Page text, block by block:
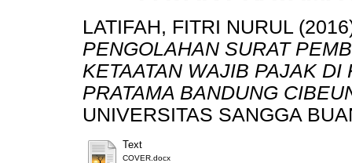
LATIFAH, FITRI NURUL
PENGOLAHAN SURAT
KETAATAN WAJIB PAJAK
PRATAMA BANDUNG
UNIVERSITAS SANGGA
Text
COVER.docx